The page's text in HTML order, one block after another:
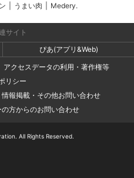
うまい肉 Medery.
サイト
ぴあ(アプリ&Web)
アクセスデータの利用・著作権等
リシー
報掲載・その他お問い合わせ
方からのお問い合わせ
All Rights Reserved.